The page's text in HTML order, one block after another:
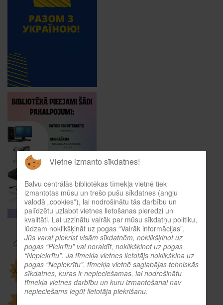
Vietne izmanto sīkdatnes!
Balvu centrālās bibliotēkas tīmekļa vietnē tiek
izmantotas mūsu un trešo pušu sīkdatnes (angļu
valodā „cookies”), lai nodrošinātu tās darbību un
palīdzētu uzlabot vietnes lietošanas pieredzi un
kvalitāti. Lai uzzinātu vairāk par mūsu sīkdatņu politiku,
lūdzam noklikšķināt uz pogas “Vairāk informācijas”.
Jūs varat piekrist visām sīkdatnēm, noklikšķinot uz
pogas “Piekrītu” vai noraidīt, noklikšķinot uz pogas
“Nepiekrītu”. Ja tīmekļa vietnes lietotājs noklikšķina uz
pogas “Nepiekrītu”, tīmekļa vietnē saglabājas tehniskās
sīkdatnes, kuras ir nepieciešamas, lai nodrošinātu
tīmekļa vietnes darbību un kuru izmantošanai nav
nepieciešams iegūt lietotāja piekrišanu.